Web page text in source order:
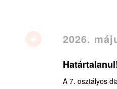
2026.
A 7. osztályos